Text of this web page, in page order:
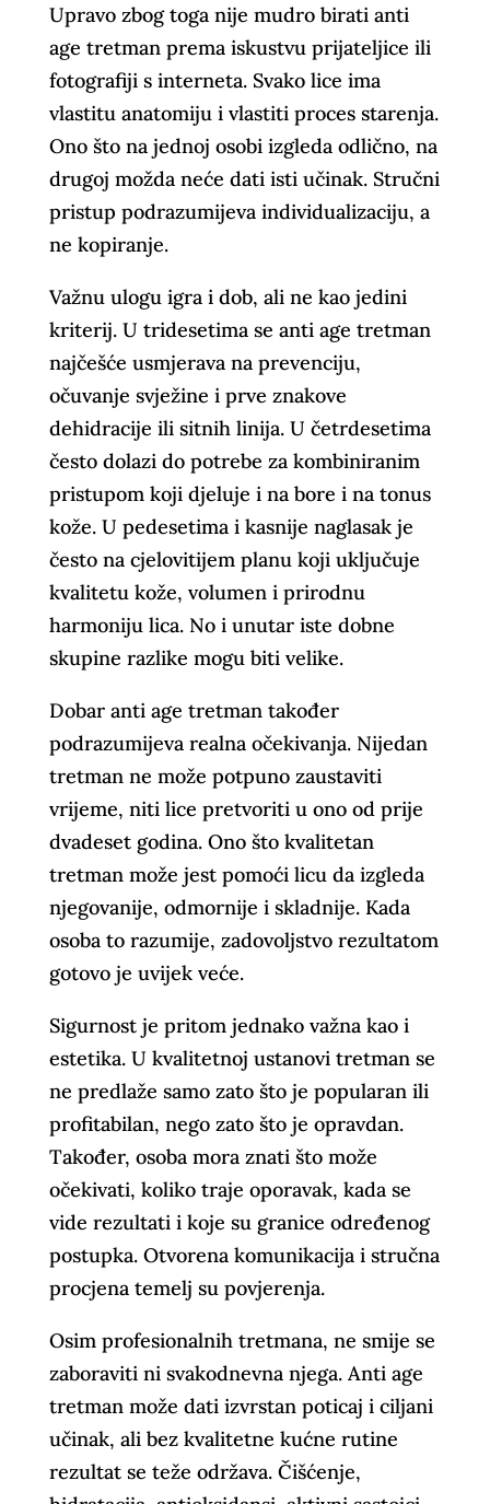
Upravo zbog toga nije mudro birati anti
age tretman prema iskustvu prijateljice ili
fotografiji s interneta. Svako lice ima
vlastitu anatomiju i vlastiti proces starenja.
Ono što na jednoj osobi izgleda odlično, na
drugoj možda neće dati isti učinak. Stručni
pristup podrazumijeva individualizaciju, a
ne kopiranje.
Važnu ulogu igra i dob, ali ne kao jedini
kriterij. U tridesetima se anti age tretman
najčešće usmjerava na prevenciju,
očuvanje svježine i prve znakove
dehidracije ili sitnih linija. U četrdesetima
često dolazi do potrebe za kombiniranim
pristupom koji djeluje i na bore i na tonus
kože. U pedesetima i kasnije naglasak je
često na cjelovitijem planu koji uključuje
kvalitetu kože, volumen i prirodnu
harmoniju lica. No i unutar iste dobne
skupine razlike mogu biti velike.
Dobar anti age tretman također
podrazumijeva realna očekivanja. Nijedan
tretman ne može potpuno zaustaviti
vrijeme, niti lice pretvoriti u ono od prije
dvadeset godina. Ono što kvalitetan
tretman može jest pomoći licu da izgleda
njegovanije, odmornije i skladnije. Kada
osoba to razumije, zadovoljstvo rezultatom
gotovo je uvijek veće.
Sigurnost je pritom jednako važna kao i
estetika. U kvalitetnoj ustanovi tretman se
ne predlaže samo zato što je popularan ili
profitabilan, nego zato što je opravdan.
Također, osoba mora znati što može
očekivati, koliko traje oporavak, kada se
vide rezultati i koje su granice određenog
postupka. Otvorena komunikacija i stručna
procjena temelj su povjerenja.
Osim profesionalnih tretmana, ne smije se
zaboraviti ni svakodnevna njega. Anti age
tretman može dati izvrstan poticaj i ciljani
učinak, ali bez kvalitetne kućne rutine
rezultat se teže održava. Čišćenje,